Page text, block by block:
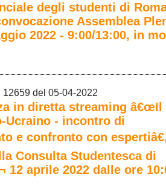
degli studenti di
Assemblea
2022 - 9:00/13:00, in
12659 del 05-04-2022
in diretta streaming â€œIl
Ucraino - incontro di
e confronto con
Consulta Studentesca di
12 aprile 2022 dalle ore